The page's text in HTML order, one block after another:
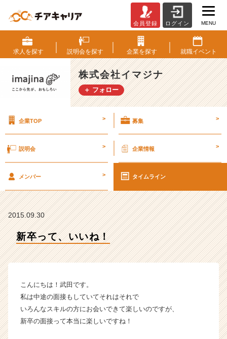
卒
っ
て、
い
い
ね！
社
ジ
イ
|
ン
チ
ー・
成
会員登録 ログイン MENU
求人を探す 説明会を探す 企業を探す 就職イベント
株式会社イマジナ
＋ フォロー
企業TOP > 募集 >
説明会 > 企業情報 >
メンバー > タイムライン
2015.09.30
新卒って、いいね！
こんにちは！武田です。
私は中途の面接もしていてそれはそれで
いろんなスキルの方にお会いできて楽しいのですが、
新卒の面接って本当に楽しいですね！